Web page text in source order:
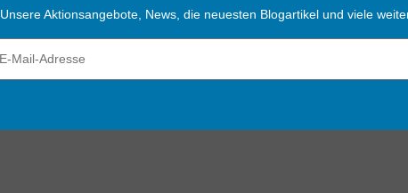
Unsere Aktionsangebote, News, die neuesten Blogartikel und viele